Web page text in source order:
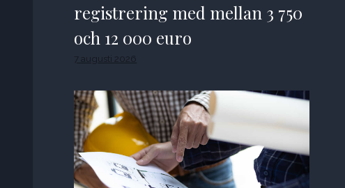
registrering med mellan 3 750
och 12 000 euro
7 augusti 2026